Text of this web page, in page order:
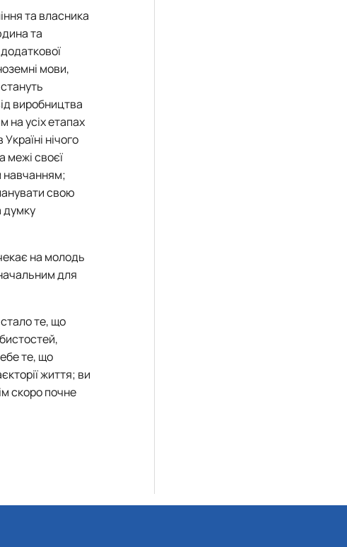
та власника
та
мови,
виробництва
на усіх етапах
нічого
межі своєї
навчанням;
свою
думку
на молодь
для
те, що
те, що
життя; ви
скоро почне